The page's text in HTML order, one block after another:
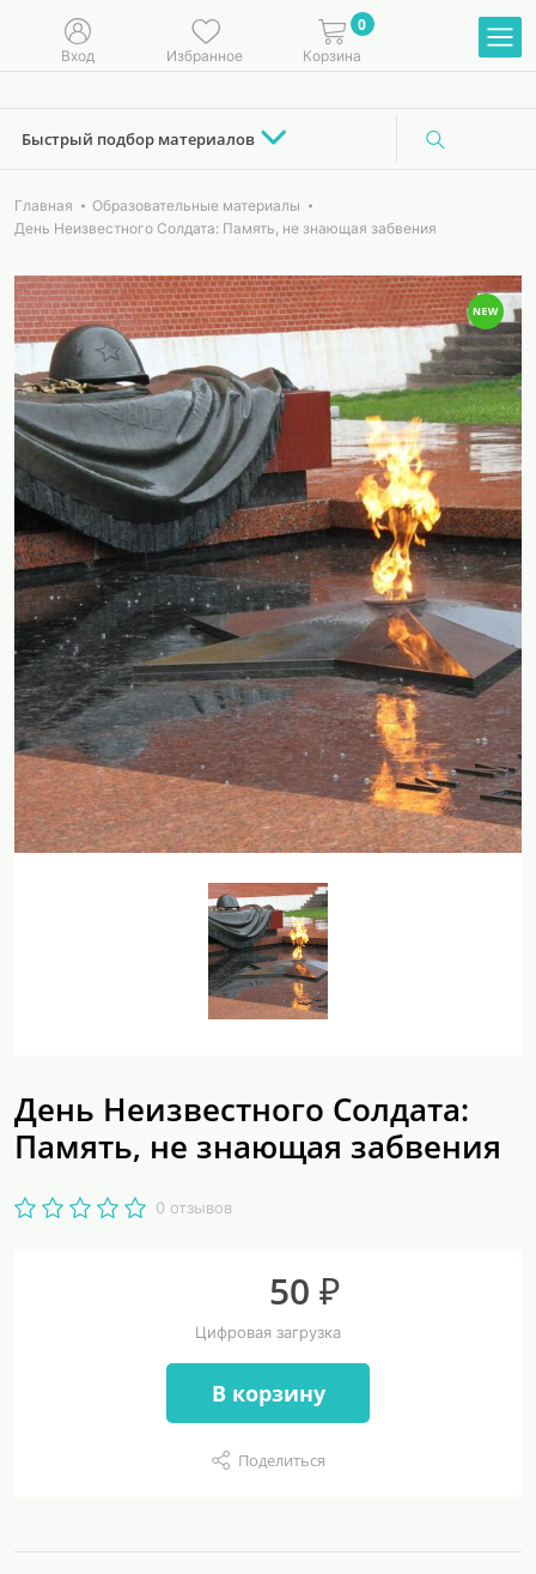
Вход Избранное
0
Корзина
Быстрый подбор материалов
Главная
Образовательные материалы
День Неизвестного Солдата: Память, не знающая забвения
День Неизвестного Солдата:
Память, не знающая забвения
0 отзывов
50 ₽
Цифровая загрузка
В корзину
Поделиться